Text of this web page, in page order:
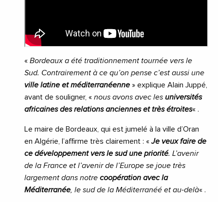
« Bordeaux a été traditionnement tournée vers le
Sud. Contrairement à ce qu’on pense c’est aussi une
ville latine et méditerranéenne » explique Alain Juppé,
avant de souligner, « nous avons avec les universités
africaines des relations anciennes et très étroites« .
Le maire de Bordeaux, qui est jumelé à la ville d’Oran
en Algérie, l’affirme très clairement : «Je veux faire de
ce développement vers le sud une priorité. L’avenir
de la France et l’avenir de l’Europe se joue très
largement dans notre coopération avec la
Méditerranée , le sud de la Méditerranéé et au-delà« .